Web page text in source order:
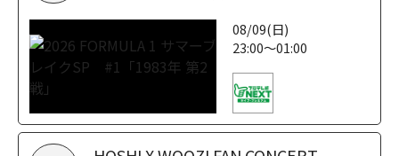
08/09(日)
23:00～01:00